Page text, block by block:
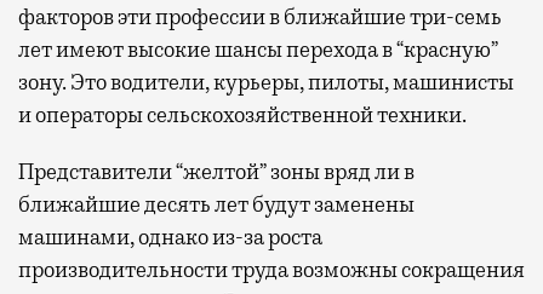
факторов эти профессии в ближайшие три-семь
лет имеют высокие шансы перехода в “красную”
зону. Это водители, курьеры, пилоты, машинисты
и операторы сельскохозяйственной техники.
Представители “желтой” зоны вряд ли в
ближайшие десять лет будут заменены
машинами, однако из-за роста
производительности труда возможны сокращения